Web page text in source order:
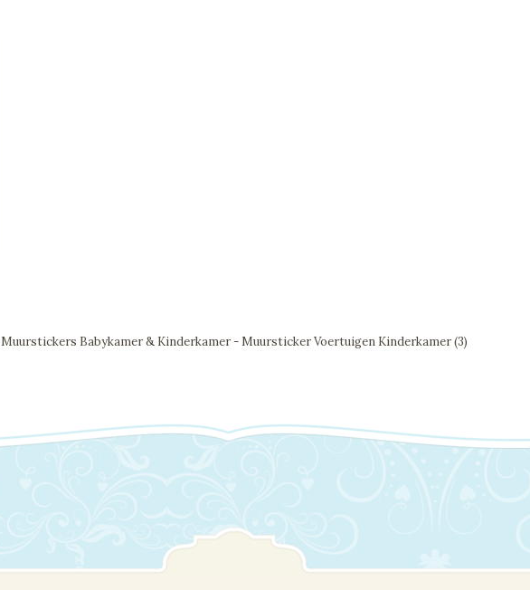
Muurstickers Babykamer & Kinderkamer - Muursticker Voertuigen Kinderkamer (3)